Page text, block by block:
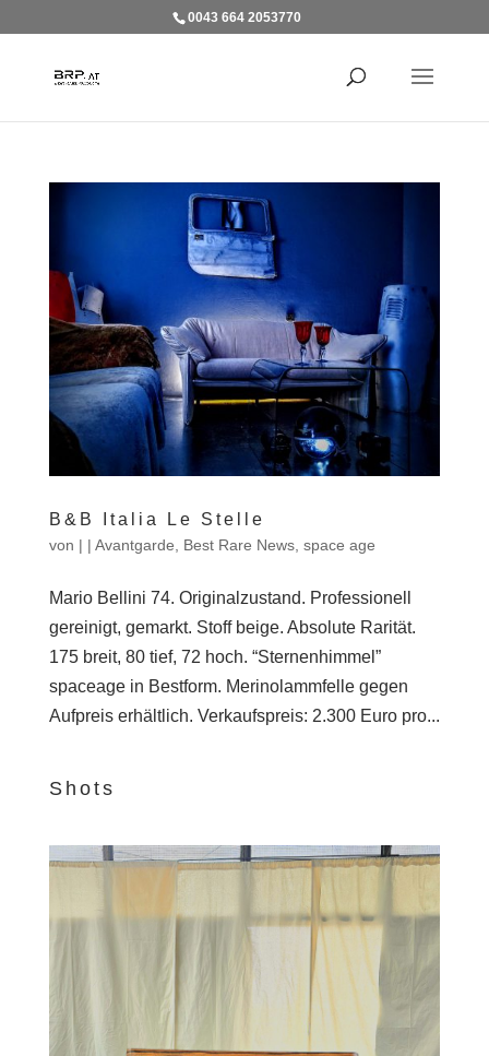
0043 664 2053770
B&B Italia Le Stelle
von | | Avantgarde Best Rare News, space age
Mario Bellini 74. Originalzustand. Professionell
gereinigt, gemarkt. Stoff beige. Absolute Rarität.
175 breit, 80 tief, 72 hoch. “Sternenhimmel”
spaceage in Bestform. Merinolammfelle gegen
Aufpreis erhältlich. Verkaufspreis: 2.300 Euro pro...
Shots